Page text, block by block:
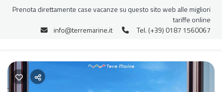
Prenota direttamente case vacanze su questo sito web alle migliori
tariffe online
info@terremarine.it
Tel. (+39) 0187 1560067